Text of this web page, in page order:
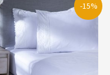
-15%